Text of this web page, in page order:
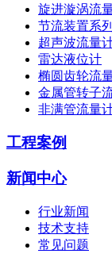
旋进漩涡流
节流装置系列
超声波流量
雷达液位计
椭圆齿轮流
金属管转子
非满管流量
工程案例
新闻中心
行业新闻
技术支持
常见问题